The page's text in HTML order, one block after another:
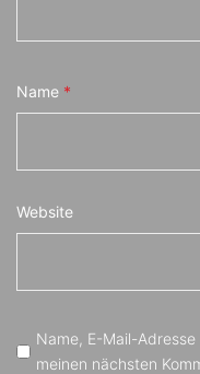
Name *
Website
Name, E-Mail-
meinen nächsten